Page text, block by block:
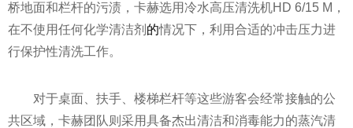
桥地面和栏杆的污渍，卡赫选用冷水高压清洗机HD 6/15 M，
在不使用任何化学清洁剂 的情况下，利用合适的冲击压力进
行保护性清洗工作。
对于桌面、扶手、楼梯栏杆等这些游客会经常接触的公
共区域，卡赫团队则采用具备杰出清洁和消毒能力的蒸汽清